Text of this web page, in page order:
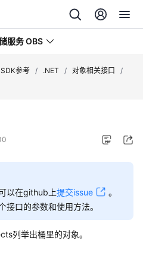
服务 OBS
SDK参考 / .NET / 对象相关接口
/
以在github上提交issue
。
接口的参数和使用方法。
列举出桶里的对象。